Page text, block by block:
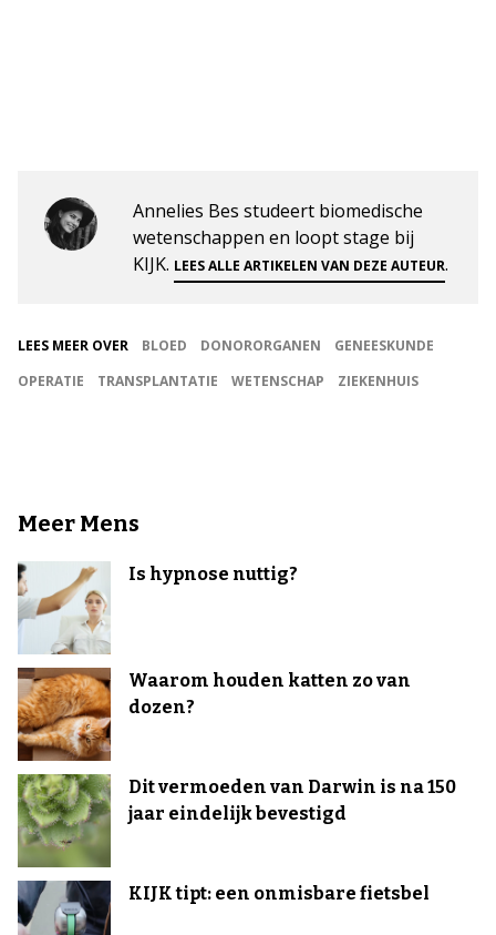
Annelies Bes studeert biomedische
wetenschappen en loopt stage bij
KIJK. LEES ALLE ARTIKELEN VAN DEZE AUTEUR.
LEES MEER OVER BLOED DONORORGANEN
GENEESKUNDE
OPERATIE
TRANSPLANTATIE WETENSCHAP ZIEKENHUIS
Meer Mens
Is hypnose nuttig?
Waarom houden katten zo van
dozen?
Dit vermoeden van Darwin is na 150
jaar eindelijk bevestigd
KIJK tipt: een onmisbare fietsbel